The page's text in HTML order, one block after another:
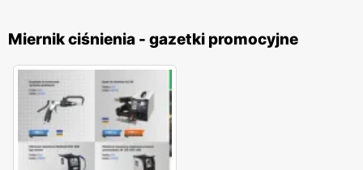
Miernik ciśnienia - gazetki promocyjne